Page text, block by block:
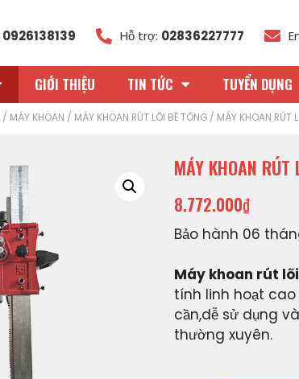
0926138139 Hỗ trợ: 02836227777
GIỚI THIỆU TIN TỨC TUYỂN DỤNG
/ MÁY KHOAN / MÁY KHOAN RÚT LÕI BÊ TÔNG / MÁY KHOAN RÚT
MÁY KHOAN
8.772.000₫
Bảo hành 06
Máy khoan rút
tính linh hoạt
cần,dễ sử dụng
thường xuyên.